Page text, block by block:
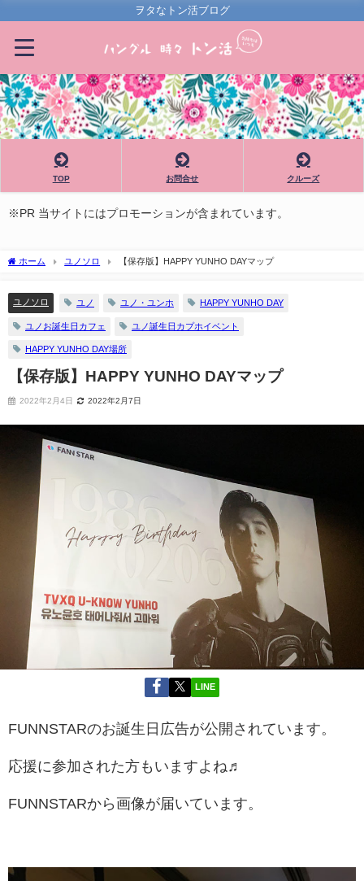
ヲタなトン活ブログ
TOP お問合せ クルーズ
※PR 当サイトにはプロモーションが含まれています。
ホーム ユノソロ 【保存版】HAPPY YUNHO DAYマップ
ユノソロ ユノ ユノ・ユンホ HAPPY YUNHO DAY
ユノお誕生日カフェ ユノ誕生日カプホイベント
HAPPY YUNHO DAY場所
【保存版】HAPPY YUNHO DAYマップ
2022年2月4日 2022年2月7日
LINE
FUNNSTARのお誕生日広告が公開されています。
応援に参加された方もいますよね♬
FUNNSTARから画像が届いています。